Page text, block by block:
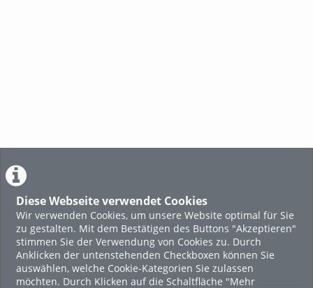
Diese Webseite verwendet Cookies
Wir verwenden Cookies, um unsere Website optimal für Sie
zu gestalten. Mit dem Bestätigen des Buttons "Akzeptieren"
stimmen Sie der Verwendung von Cookies zu. Durch
Anklicken der untenstehenden Checkboxen können Sie
auswählen, welche Cookie-Kategorien Sie zulassen
möchten. Durch Klicken auf die Schaltfläche "Mehr